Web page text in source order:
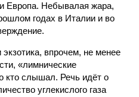
Европа. Небывалая жара,
годах в Италии и во
впрочем, не менее
«лимнические
кто слышал. Речь идёт о
углекислого газа